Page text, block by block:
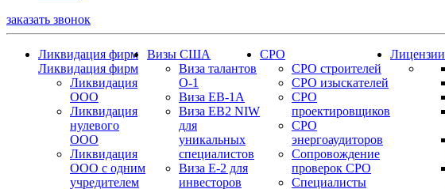
заказать звонок
Ликвидация фирм
Ликвидация фирм
Ликвидация
ООО
Ликвидация
нулевого
ООО
Ликвидация
ООО с одним
учредителем
Визы США
Виза талантов
О-1
Виза EB-1A
Виза EB2 NIW
для
уникальных
специалистов
Виза E-2 для
инвесторов
СРО
СРО строителей
СРО изыскателей
СРО
проектировщиков
СРО
энергоаудиторов
Сопровождение
проверок СРО
Специалисты
Лицензии